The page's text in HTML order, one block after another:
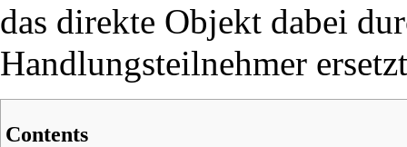
das direkte Objekt dabei
Handlungsteilnehmer
Contents